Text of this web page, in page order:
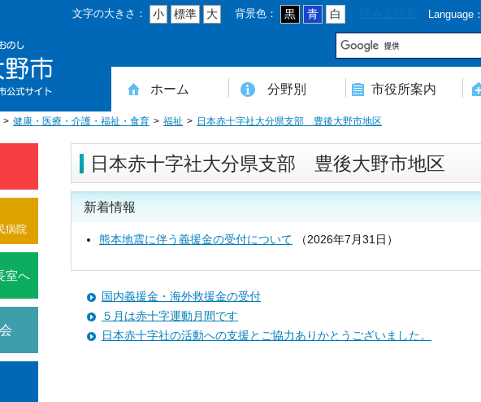
文字の大きさ： 小 標準 大 背景色： 黒 青 白 Language：
ホーム 分野別
住民登録・戸籍・印鑑・マイナンバー
税・年金・国民健康保険・後期高齢者医療
教育・文化・スポーツ・人権・男女共同参画
健康・医療・介護・福祉・食育
消防・防災・安全・環境・ごみ・住宅・水道
商工・労働・消費者行政
入札・契約・工事・委託
農業・林業・農業委員会事務局
道路・都市計画・地籍・交通
議会・選管・監査
まちづくり・財政・管財・各種計画・人事・各支所・その他
市役所案内
本庁舎案内図
庁舎案内
行政組織
人口・世帯数・高齢者人口
豊後大野市の概要
豊後大野市の歴史
合併経過
市章・市民憲章・市花・市木等
豊後大野市友好交流協定
豊後大野市のすがた
豊後大野市の観光
豊後大野市の各種計画
ようこそ市長室へ
名誉市民
豊後大野市ふるさと大使
健康・医療・介護・福祉・食育 福祉 日本赤十字社大分県支部 豊後大野市地区
日本赤十字社大分県支部 豊後大野市地区
新着情報
熊本地震に伴う義援金の受付について （2026年7月31日 ）
国内義援金・海外救援金の受付
５月は赤十字運動月間です
日本赤十字社の活動への支援とご協力ありかとうございました。
病院
室へ